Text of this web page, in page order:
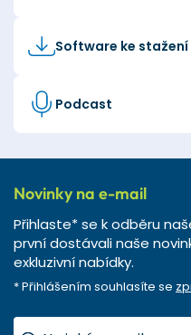
Software ke stažení
Podcast
Novinky na e-mail
Přihlaste* se k odběru
první dostávali naše
exkluzivní nabídky.
* Přihlášením souhlasíte se